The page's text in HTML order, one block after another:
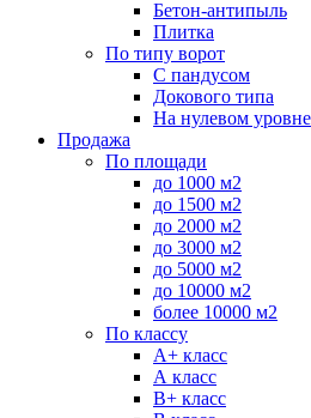
Бетон-антипыль
Плитка
По типу ворот
С пандусом
Докового типа
На нулевом уровне
Продажа
По площади
до 1000 м2
до 1500 м2
до 2000 м2
до 3000 м2
до 5000 м2
до 10000 м2
более 10000 м2
По классу
A+ класс
А класс
В+ класс